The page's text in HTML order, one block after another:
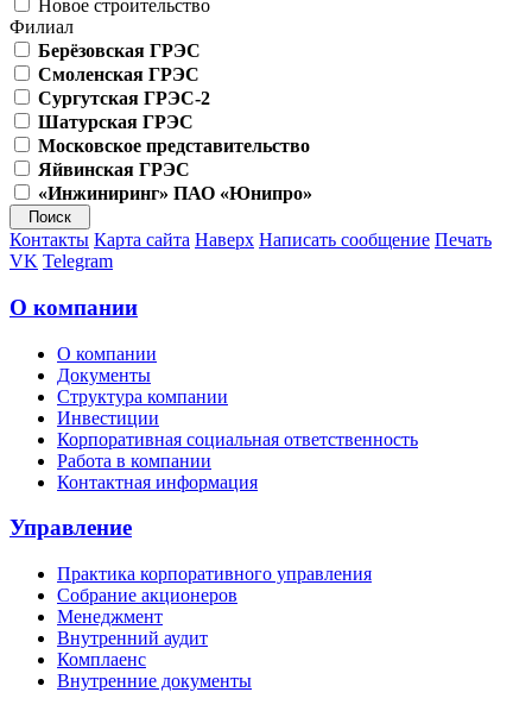
Новое строительство
Филиал
Берёзовская ГРЭС
Смоленская ГРЭС
Сургутская ГРЭС-2
Шатурская ГРЭС
Московское представительство
Яйвинская ГРЭС
«Инжиниринг» ПАО «Юнипро»
Контакты Карта сайта Наверх Написать сообщение Печать
VK Telegram
О компании
О компании
Документы
Структура компании
Инвестиции
Корпоративная социальная ответственность
Работа в компании
Контактная информация
Управление
Практика корпоративного управления
Собрание акционеров
Менеджмент
Внутренний аудит
Комплаенс
Внутренние документы